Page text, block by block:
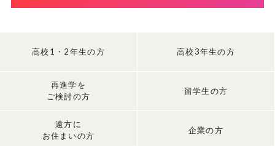
高校1・2年生の方 高校3年生の方
再進学を
ご検討の方
留学生の方
遠方に
お住まいの方
企業の方